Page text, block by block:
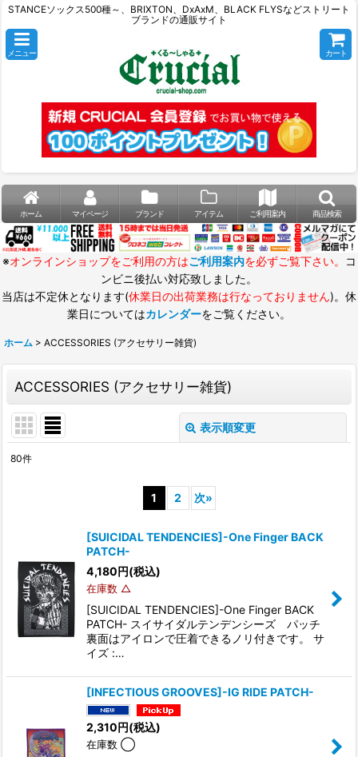
STANCEソックス500種～、BRIXTON、DxAxM、BLACK FLYSなどストリート
ブランドの通販サイト
メニュー カート
ホーム マイページ ブランド アイテム ご利用案内 商品検索
※オンラインショップをご利用の方はご利用案内を必ずご覧下さい。
コ
ンビニ後払い対応致しました。
当店は不定休となります(休業日の出荷業務は行なっておりません)。休
業日についてはカレンダーをご覧ください。
ホーム > ACCESSORIES (アクセサリー雑貨)
ACCESSORIES (アクセサリー雑貨)
表示順変更
80件
1 2 次»
[SUICIDAL TENDENCIES]-One Finger BACK
PATCH-
4,180円(税込)
在庫数 △
[SUICIDAL TENDENCIES]-One Finger BACK
PATCH- スイサイダルテンデンシーズ パッチ
裏面はアイロンで圧着できるノリ付きです。 サ
イズ :…
[INFECTIOUS GROOVES]-IG RIDE PATCH-
2,310円(税込)
在庫数 ◯